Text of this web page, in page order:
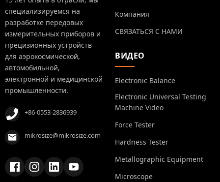
специализируемся на
разработке передовых
измерительных приборов и
прецизионных устройств
для аэрокосмической,
автомобильной,
электронной и медицинской
промышленности.
+86-0553-2836939
mikrosize@mikrosize.com
Компания
СВЯЗАТЬСЯ С НАМИ
ВИДЕО
Electronic Balance
Electronic Universal Testing
Machine Video
Force Tester
Hardness Tester
Metallographic Equipment
Microscope